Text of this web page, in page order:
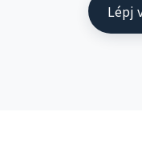
Lépj